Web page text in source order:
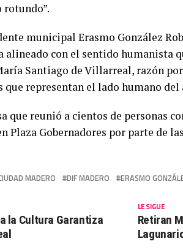
rotundo”.
municipal Erasmo González
alineado con el sentido humanista
Santiago de Villarreal, razón
que representan el lado humano
que reunió a cientos de personas
Plaza Gobernadores por parte de
MADERO DIF MADERO ERASMO
LE SIGUE
Retiran
la Cultura Garantiza